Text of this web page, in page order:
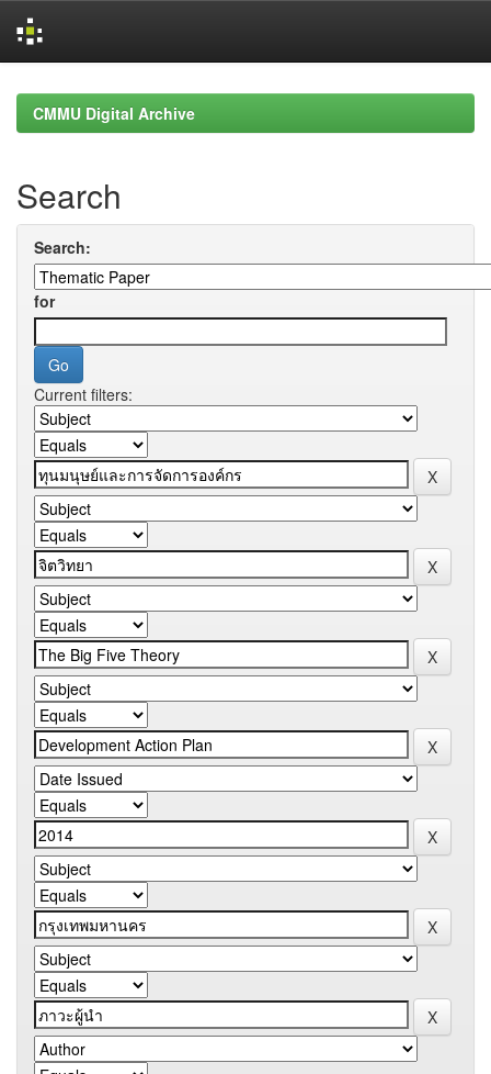
navigationCMMU Digital Archive
Search
Search:
for
Current filters: